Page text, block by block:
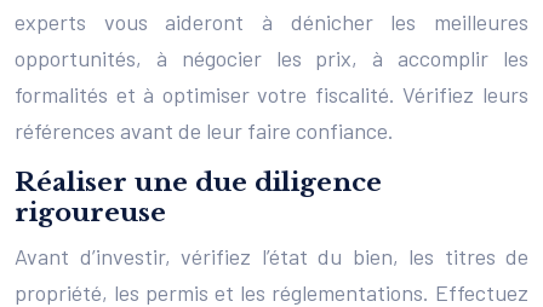
experts vous aideront à dénicher les meilleures
opportunités, à négocier les prix, à accomplir les
formalités et à optimiser votre fiscalité. Vérifiez leurs
références avant de leur faire confiance.
Réaliser une due diligence
rigoureuse
Avant d’investir, vérifiez l’état du bien, les titres de
propriété, les permis et les réglementations. Effectuez